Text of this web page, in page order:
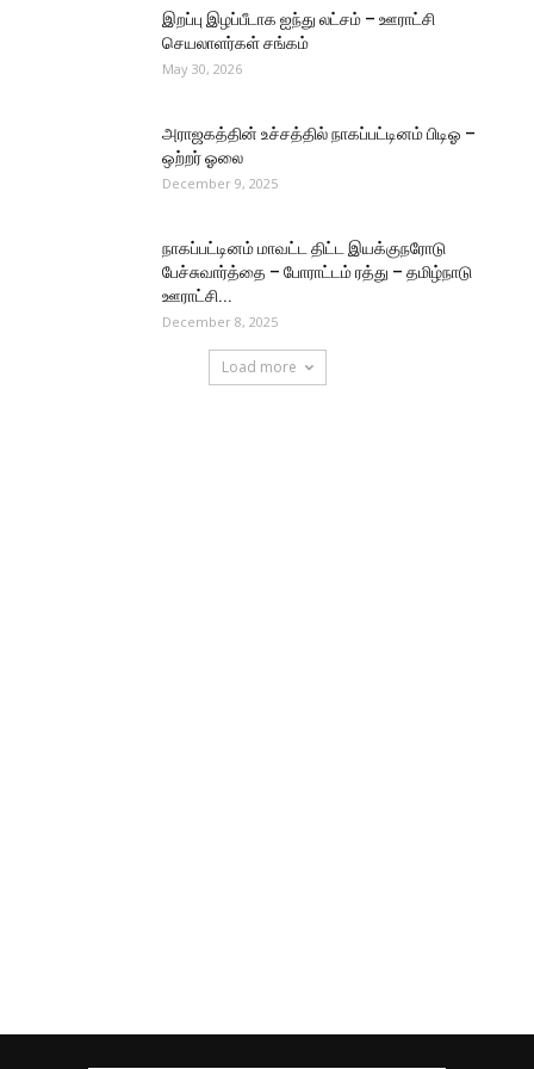
இறப்பு இழப்பீடாக ஐந்து லட்சம் – ஊராட்சி
செயலாளர்கள் சங்கம்
May 30, 2026
அராஜகத்தின் உச்சத்தில் நாகப்பட்டினம் பிடிஓ –
ஒற்றர் ஓலை
December 9, 2025
நாகப்பட்டினம் மாவட்ட திட்ட இயக்குநரோடு
பேச்சுவார்த்தை – போராட்டம் ரத்து – தமிழ்நாடு
ஊராட்சி...
December 8, 2025
Load more